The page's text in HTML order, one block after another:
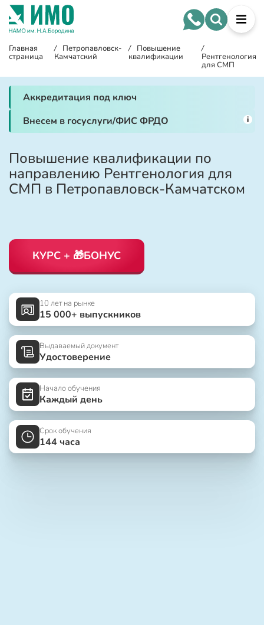
Главная
страница
/ Петропавловск-
Камчатский
/ Повышение
квалификации
/
Рентгенология
для СМП
Аккредитация под ключ
Внесем в госуслуги/ФИС ФРДО
i
Повышение квалификации по
направлению Рентгенология для
СМП в Петропавловск-Камчатском
КУРС + 🎁БОНУС
10 лет на рынке
15 000+ выпускников
Выдаваемый документ
Удостоверение
Начало обучения
Каждый день
Срок обучения
144 часа